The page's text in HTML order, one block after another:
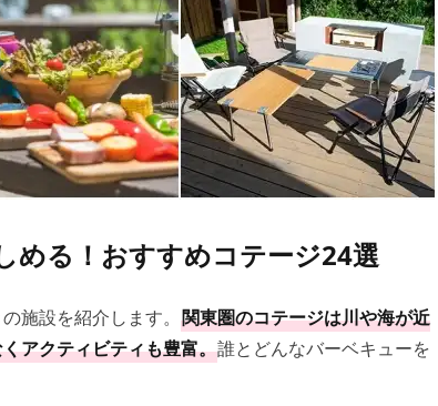
める！おすすめコテージ24選
施設を紹介します。 関東圏のコテージは川や海が近
アクティビティも豊富。誰とどんなバーベキューを